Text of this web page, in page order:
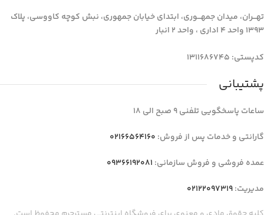
تهـــران، میدان جمهـــوری، ابتدای خیابان جمهوری، نبش کوچه کاووسی، پلاک
1393 واحد 4 اداری ، واحد 2 انبار
کدپستی: 1311686745
پشتیبانی
ساعات پاسخگویی تلفنی 9 صبح الی 18
گارانتی و خدمات پس از فروش: 02166564160
عمده فروشی و فروش سازمانی: 09366192081
مدیریت:02122097319